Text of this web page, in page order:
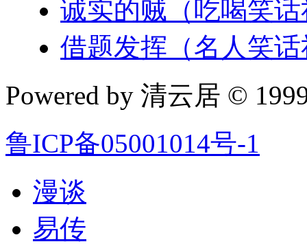
诚实的贼（吃喝笑
借题发挥（名人笑
Powered by 清云居 ©
鲁ICP备05001014号-1
漫谈
易传